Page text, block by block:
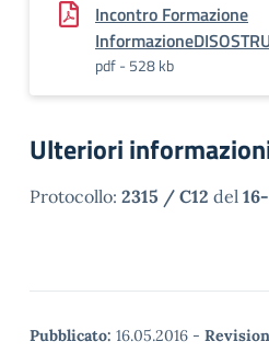
Incontro Formazione
pdf - 528 kb
Ulteriori
Protocollo: 2315 / C12 del
Pubblicato: 16.05.2016 -